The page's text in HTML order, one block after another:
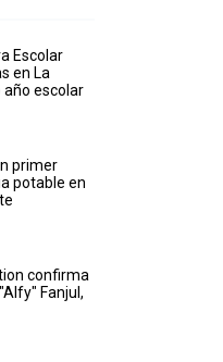
Escolar
en La
año escolar
primer
potable en
confirma
Fanjul,